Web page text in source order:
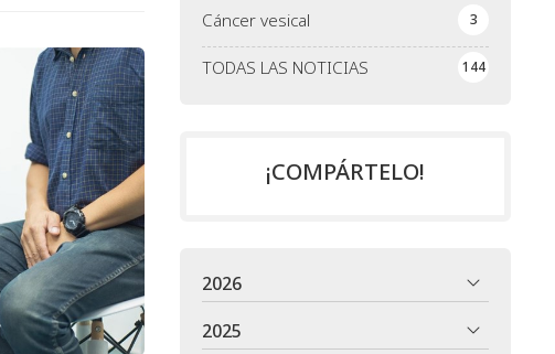
TODAS LAS NOTICIAS 144
Cáncer vesical 3
¡COMPÁRTELO!
2026
2025